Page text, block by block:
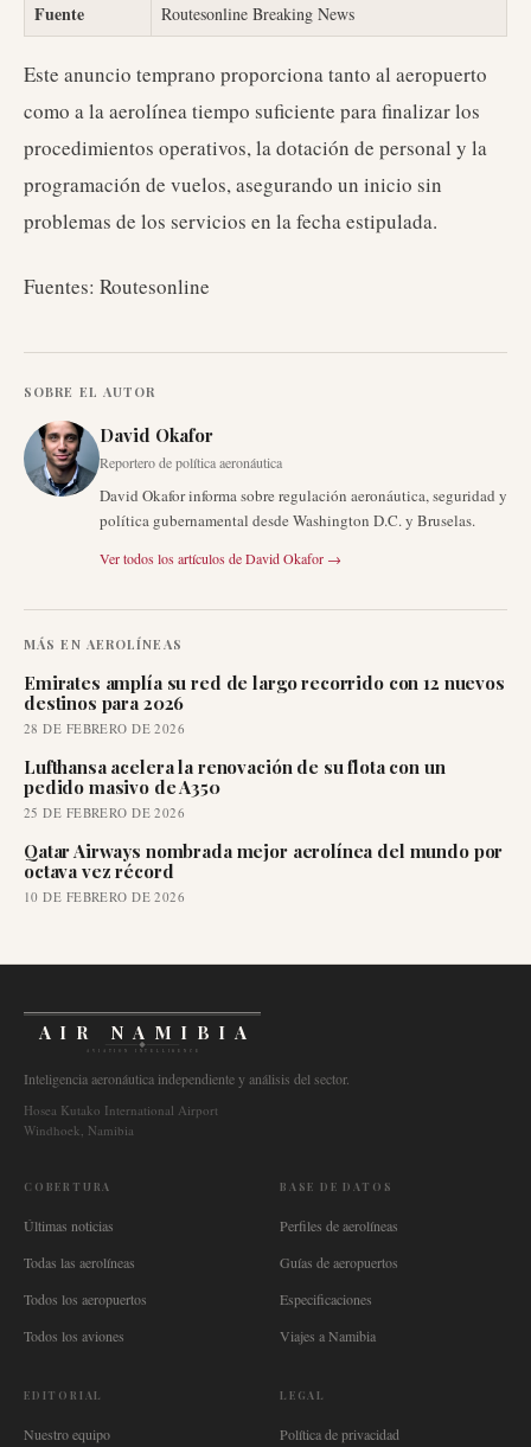
Fuente Routesonline Breaking News
Este anuncio temprano proporciona tanto al aeropuerto
como a la aerolínea tiempo suficiente para finalizar los
procedimientos operativos, la dotación de personal y la
programación de vuelos, asegurando un inicio sin
problemas de los servicios en la fecha estipulada.
Fuentes: Routesonline
SOBRE EL AUTOR
David Okafor
Reportero de política aeronáutica
David Okafor informa sobre regulación aeronáutica, seguridad y
política gubernamental desde Washington D.C. y Bruselas.
Ver todos los artículos deDavid Okafor →
MÁS EN AEROLÍNEAS
Emirates amplía su red de largo recorrido con 12 nuevos
destinos para 2026
28 DE FEBRERO DE 2026
Lufthansa acelera la renovación de su flota con un
pedido masivo de A350
25 DE FEBRERO DE 2026
Qatar Airways nombrada mejor aerolínea del mundo por
octava vez récord
10 DE FEBRERO DE 2026
AIR NAMIBIA
AVIATION INTELLIGENCE
Inteligencia aeronáutica independiente y análisis del sector.
Hosea Kutako International Airport
Windhoek, Namibia
COBERTURA
Últimas noticias
Todas las aerolíneas
Todos los aeropuertos
Todos los aviones
BASE DE DATOS
Perfiles de aerolíneas
Guías de aeropuertos
Especificaciones
Viajes a Namibia
EDITORIAL
Nuestro equipo
LEGAL
Política de privacidad